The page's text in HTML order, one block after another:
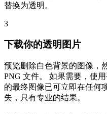
替换为透明。
3
下载你的透明图片
预览删除白色背景的图像，
PNG 文件。 如果需要，使
的最终图像已可立即在任何
失，只有专业的结果。